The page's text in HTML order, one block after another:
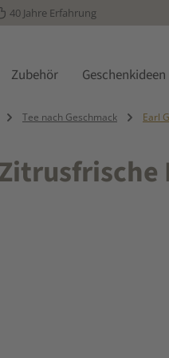
40 Jahre Erfahrung
Zubehör Geschenkideen
Tee nach Geschmack Earl